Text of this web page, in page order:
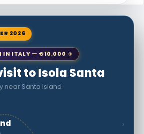
2026
IN ITALY — €10,000 →
to Isola Santa
near Santa Island
›